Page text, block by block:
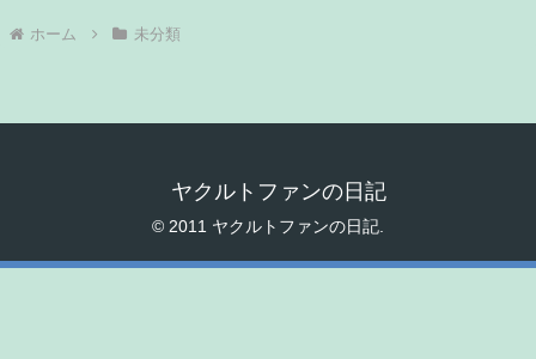
ホーム 未分類
ヤクルトファンの日記
© 2011 ヤクルトファンの日記.